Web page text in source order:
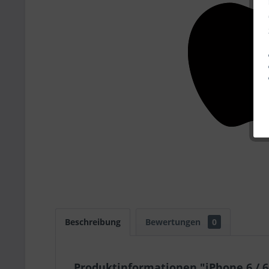
Beschreibung Bewertungen 0